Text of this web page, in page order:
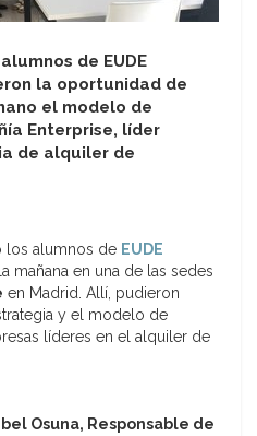
de EUDE
la oportunidad de
el modelo de
Enterprise, líder
de alquiler de
los alumnos de EUDE
mañana en una de las sedes
en Madrid. Allí, pudieron
y el modelo de
líderes en el alquiler de
Osuna, Responsable de